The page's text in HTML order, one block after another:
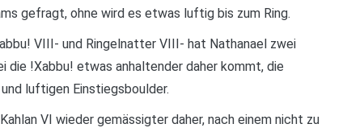
gefragt, ohne wird es etwas luftig bis zum Ring.
VIII- und Ringelnatter VIII- hat Nathanael zwei
!Xabbu! etwas anhaltender daher kommt, die
luftigen Einstiegsboulder.
VI wieder gemässigter daher, nach einem nicht zu